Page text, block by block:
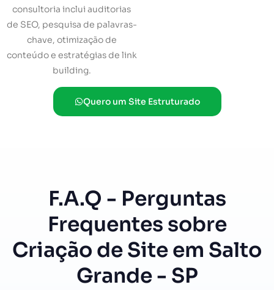
consultoria inclui auditorias
de SEO, pesquisa de palavras-
chave, otimização de
conteúdo e estratégias de link
building.
Quero um Site Estruturado
F.A.Q - Perguntas
Frequentes sobre
Criação de Site em Salto
Grande - SP